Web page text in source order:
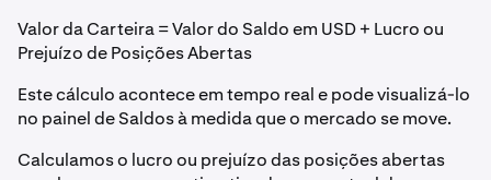
Valor da Carteira = Valor do Saldo em USD + Lucro ou
Prejuízo de Posições Abertas
Este cálculo acontece em tempo real e pode visualizá-lo
no painel de Saldos à medida que o mercado se move.
Calculamos o lucro ou prejuízo das posições abertas